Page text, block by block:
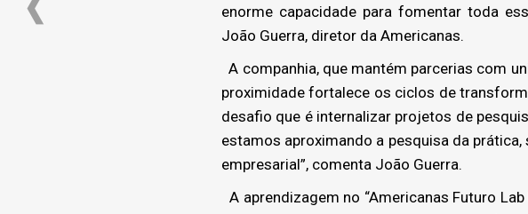
enorme capacidade para fomentar toda
João Guerra, diretor da Americanas.
A companhia, que mantém parcerias com
proximidade fortalece os ciclos de
desafio que é internalizar projetos de
estamos aproximando a pesquisa da
empresarial”, comenta João Guerra.
A aprendizagem no “Americanas Futuro